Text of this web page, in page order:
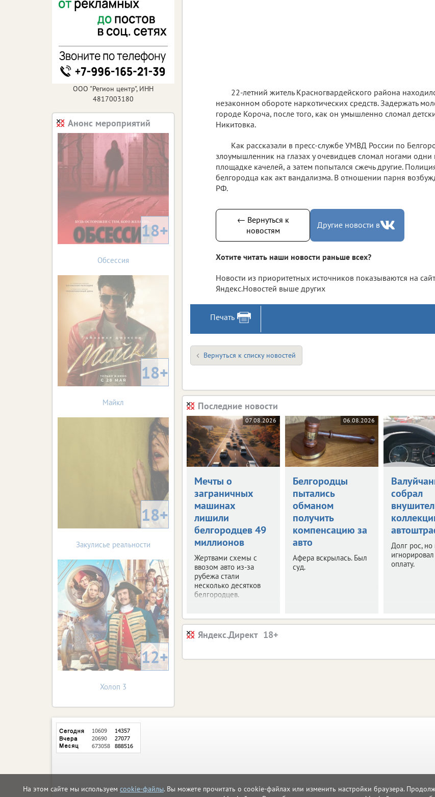
На этом сайте мы используем cookie-файлы. Вы можете прочитать о cookie-файлах или изменить настройки браузера.
22-летний житель Красногвардейского района
незаконном обороте наркотических средств. Задержать
городе Короча, после того, как он умышленно сломал
Никитовка.
Как рассказали в пресс-службе УМВД России по
злоумышленник на глазах у очевидцев сломал ногами одни
площадке качелей, а затем попытался сжечь другие.
белгородца как акт вандализма. В отношении парня
РФ.
← Вернуться к
новостям
Другие новости в
Хотите читать наши новости раньше всех?
Новости из приоритетных источников показываются на
Яндекс.Новостей выше других
Печать
Вернуться к списку новостей
Последние новости
07.08.2026
Мечты о
заграничных
машинах
лишили
белгородцев 49
миллионов
Жертвами схемы с
ввозом авто из-за
рубежа стали
несколько десятков
белгородцев.
06.08.2026
Белгородцы
пытались
обманом
получить
компенсацию за
авто
Афера вскрылась. Был
суд.
собрал
Долг рос, но
оплату.
Яндекс.Директ
ООО "Регион центр", ИНН
4817003180
Анонс мероприятий
18+
Обсессия
18+
Майкл
18+
Закулисье реальности
12+
Холоп 3